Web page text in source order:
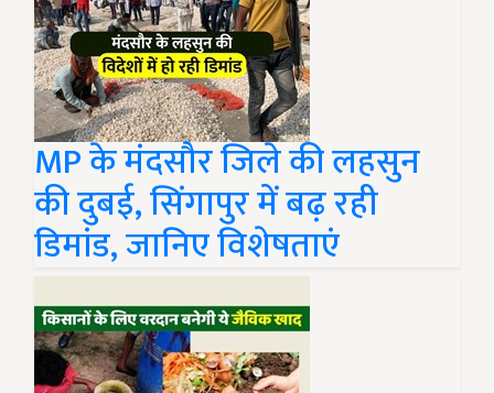
MP के मंदसौर जिले की लहसुन
की दुबई, सिंगापुर में बढ़ रही
डिमांड, जानिए विशेषताएं